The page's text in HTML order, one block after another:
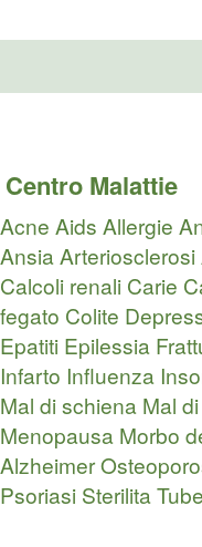
Centro Malattie
Acne Aids Allergie
AnsiaArteriosclerosi
Calcoli renali Carie
fegato Colite
Epatiti Epilessia
Infarto Influenza
Mal di schiena Mal
Menopausa Morbo
Alzheimer
Psoriasi Sterilita